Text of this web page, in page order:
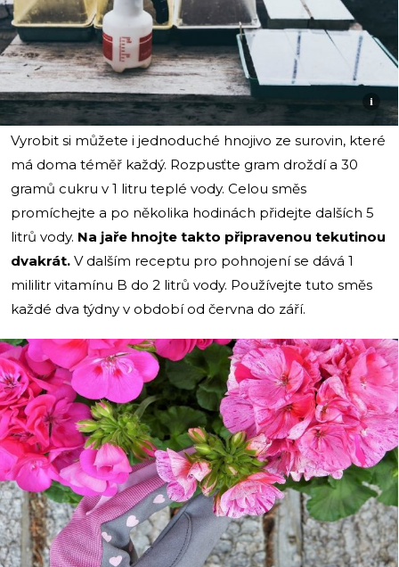
i
Vyrobit si můžete i jednoduché hnojivo ze surovin, které
má doma téměř každý. Rozpusťte gram droždí a 30
gramů cukru v 1 litru teplé vody. Celou směs
promíchejte a po několika hodinách přidejte dalších 5
litrů vody. Na jaře hnojte takto připravenou tekutinou
dvakrát. V dalším receptu pro pohnojení se dává 1
mililitr vitamínu B do 2 litrů vody. Používejte tuto směs
každé dva týdny v období od června do září.